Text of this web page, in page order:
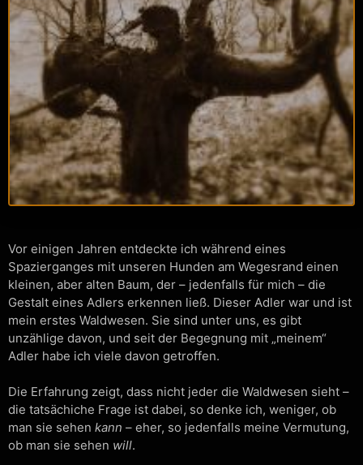
Vor einigen Jahren entdeckte ich während eines
Spazierganges mit unseren Hunden am Wegesrand einen
kleinen, aber alten Baum, der – jedenfalls für mich – die
Gestalt eines Adlers erkennen ließ. Dieser Adler war und ist
mein erstes Waldwesen. Sie sind unter uns, es gibt
unzählige davon, und seit der Begegnung mit „meinem“
Adler habe ich viele davon getroffen.
Die Erfahrung zeigt, dass nicht jeder die Waldwesen sieht –
die tatsächiche Frage ist dabei, so denke ich, weniger, ob
man sie sehen kann – eher, so jedenfalls meine Vermutung,
ob man sie sehen will.